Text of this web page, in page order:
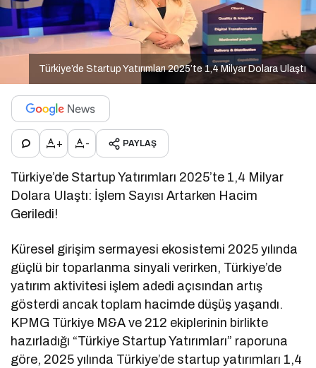
Türkiye’de Startup Yatırımları 2025’te 1,4 Milyar Dolara Ulaştı
+ - PAYLAŞ
Türkiye’de Startup Yatırımları 2025’te 1,4 Milyar
Dolara Ulaştı: İşlem Sayısı Artarken Hacim
Geriledi!
Küresel girişim sermayesi ekosistemi 2025 yılında
güçlü bir toparlanma sinyali verirken, Türkiye’de
yatırım aktivitesi işlem adedi açısından artış
gösterdi ancak toplam hacimde düşüş yaşandı.
KPMG Türkiye M&A ve 212 ekiplerinin birlikte
hazırladığı “Türkiye Startup Yatırımları” raporuna
göre, 2025 yılında Türkiye’de startup yatırımları 1,4